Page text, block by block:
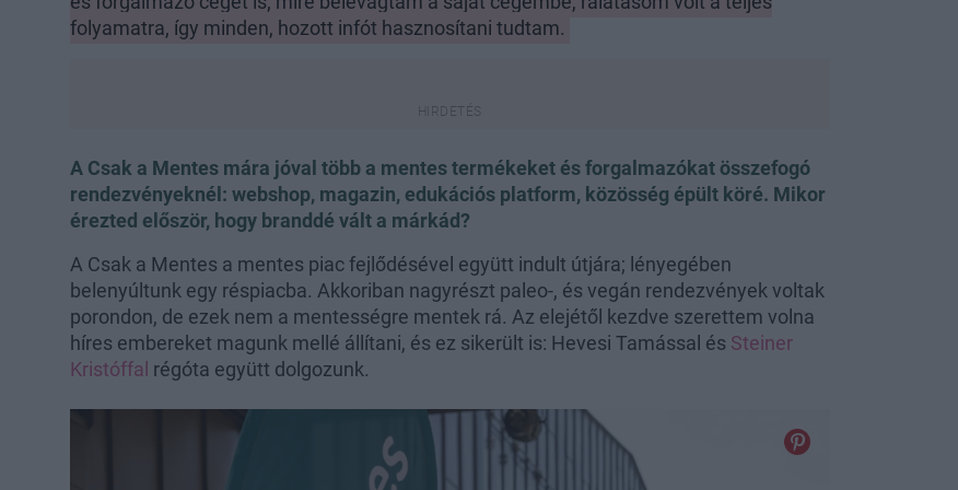
folyamatra, így minden, hozott infót hasznosítani tudtam.
A Csak a Mentes mára jóval több a mentes termékeket és forgalmazókat összefogó
rendezvényeknél: webshop, magazin, edukációs platform, közösség épült köré. Mikor
érezted először, hogy branddé vált a márkád?
A Csak a Mentes a mentes piac fejlődésével együtt indult útjára; lényegében
belenyúltunk egy réspiacba. Akkoriban nagyrészt paleo-, és vegán rendezvények voltak
porondon, de ezek nem a mentességre mentek rá. Az elejétől kezdve szerettem volna
híres embereket magunk mellé állítani, és ez sikerült is: Hevesi Tamással és Steiner
Kristóffal régóta együtt dolgozunk.